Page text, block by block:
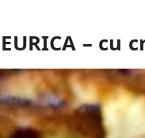
– cu